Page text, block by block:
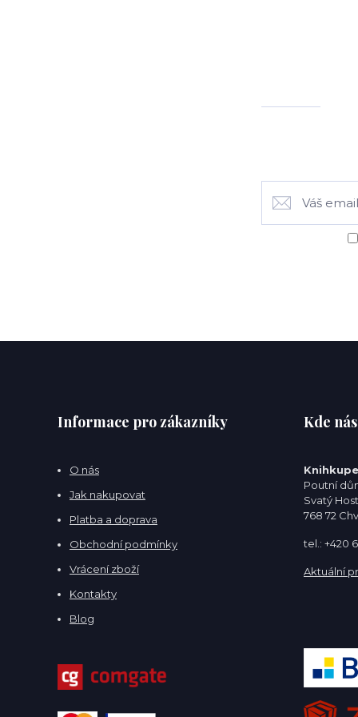
Informace pro zákazníky
O nás
Jak nakupovat
Platba a doprava
Obchodní podmínky
Vrácení zboží
Kontakty
Blog
Kde
Poutní
Svatý
768 72
tel.: +420
Aktuální